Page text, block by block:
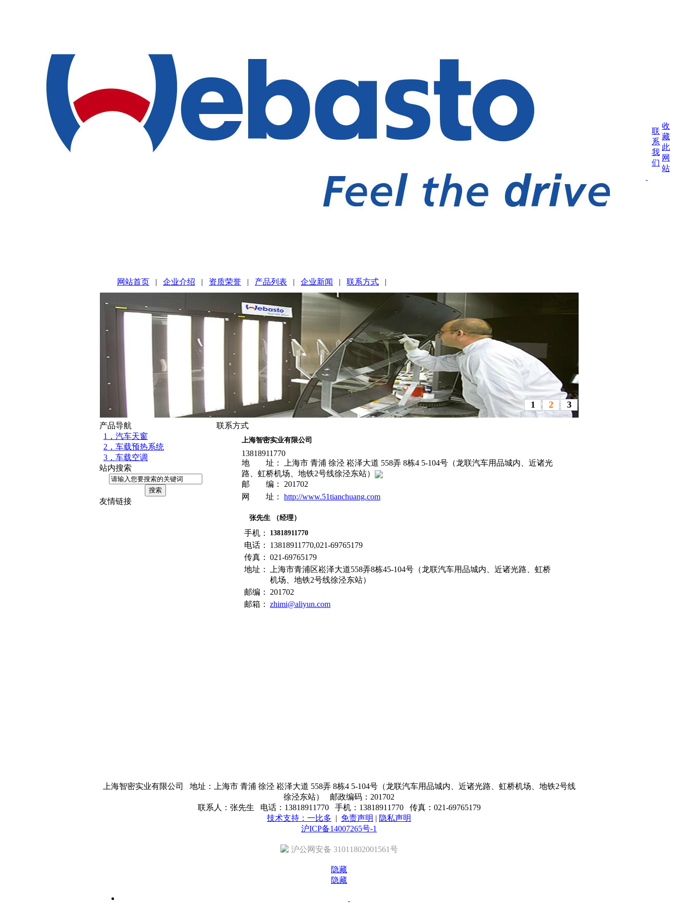
联
系
我
们
收
藏
此
网
站
网站首页 | 企业介绍 | 资质荣誉 | 产品列表 | 企业新闻 | 联系方式 |
1 2 3
产品导航
1，汽车天窗
2，车载预热系统
3，车载空调
站内搜索
友情链接
联系方式
上海智密实业有限公司
13818911770
地 址： 上海市 青浦 徐泾 崧泽大道 558弄 8栋4 5-104号（龙联汽车用品城内、近诸光
路、虹桥机场、地铁2号线徐泾东站）
邮 编： 201702
网 址： http://www.51tianchuang.com
张先生 （经理）
手机： 13818911770
电话：
13818911770,021-69765179
传真： 021-69765179
地址：
上海市青浦区崧泽大道558弄8栋45-104号（龙联汽车用品城内、近诸光路、虹桥
机场、地铁2号线徐泾东站）
邮编：
201702
邮箱： zhimi@aliyun.com
上海智密实业有限公司 地址：上海市 青浦 徐泾 崧泽大道 558弄 8栋4 5-104号（龙联汽车用品城内、近诸光路、虹桥机场、地铁2号线
徐泾东站） 邮政编码：201702
联系人：张先生 电话：13818911770 手机：13818911770 传真：021-69765179
技术支持：一比多 | 免责声明 | 隐私声明
沪ICP备14007265号-1
沪公网安备 31011802001561号
隐藏
隐藏